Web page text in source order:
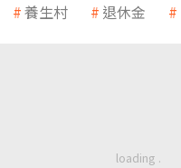
養生村 退休金